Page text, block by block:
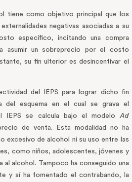
tiene como objetivo principal que los
negativas asociadas a su
específico, incitando una compra
asumir un sobreprecio por el costo
su fin ulterior es desincentivar el
del IEPS para lograr dicho fin
del esquema en el cual se grava el
IEPS se calcula bajo el modeloAd
de venta. Esta modalidad no ha
excesivo de alcohol ni su uso entre las
como niños, adolescentes, jóvenes y
al alcohol. Tampoco ha conseguido una
y sí ha fomentado el contrabando, la